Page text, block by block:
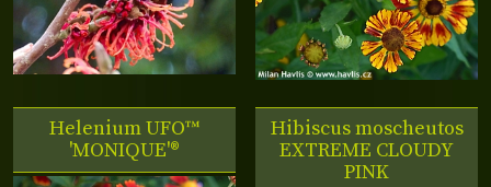
Helenium UFO™
'MONIQUE'®
Hibiscus moscheutos
EXTREME CLOUDY
PINK